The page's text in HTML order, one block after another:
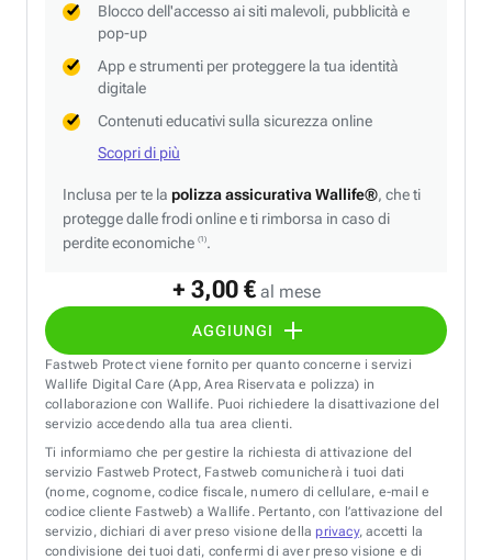
+ 3,00 € al mese
AGGIUNGI
Blocco dell'accesso ai siti malevoli, pubblicità e
pop-up
App e strumenti per proteggere la tua identità
digitale
Contenuti educativi sulla sicurezza online
Scopri di più
Inclusa per te la polizza assicurativa Wallife®, che ti
protegge dalle frodi online e ti rimborsa in caso di
perdite economiche (1).
Fastweb Protect viene fornito per quanto concerne i servizi
Wallife Digital Care (App, Area Riservata e polizza) in
collaborazione con Wallife. Puoi richiedere la disattivazione del
servizio accedendo alla tua area clienti.
Ti informiamo che per gestire la richiesta di attivazione del
servizio Fastweb Protect, Fastweb comunicherà i tuoi dati
(nome, cognome, codice fiscale, numero di cellulare, e-mail e
codice cliente Fastweb) a Wallife. Pertanto, con l’attivazione del
servizio, dichiari di aver preso visione della privacy, accetti la
condivisione dei tuoi dati, confermi di aver preso visione e di